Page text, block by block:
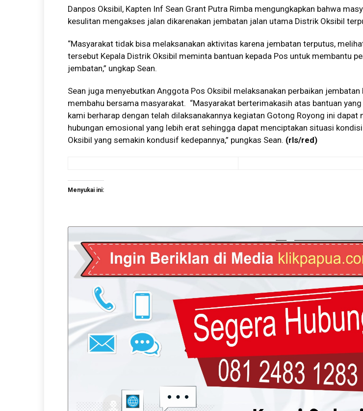
Danpos Oksibil, Kapten Inf Sean Grant Putra Rimba mengungkapkan bahwa
kesulitan mengakses jalan dikarenakan jembatan jalan utama Distrik Oksibil
“Masyarakat tidak bisa melaksanakan aktivitas karena jembatan terputus,
tersebut Kepala Distrik Oksibil meminta bantuan kepada Pos untuk membantu
jembatan,” ungkap Sean.
Sean juga menyebutkan Anggota Pos Oksibil melaksanakan perbaikan jembatan
membahu bersama masyarakat. “Masyarakat berterimakasih atas bantuan yang
kami berharap dengan telah dilaksanakannya kegiatan Gotong Royong ini dapat
hubungan emosional yang lebih erat sehingga dapat menciptakan situasi
Oksibil yang semakin kondusif kedepannya,” pungkas Sean. (rls/red)
Menyukai ini: